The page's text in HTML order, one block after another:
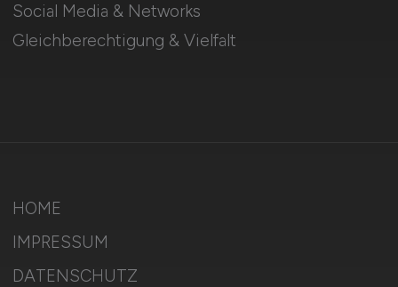
Social Media & Networks
Gleichberechtigung & Vielfalt
HOME
IMPRESSUM
DATENSCHUTZ